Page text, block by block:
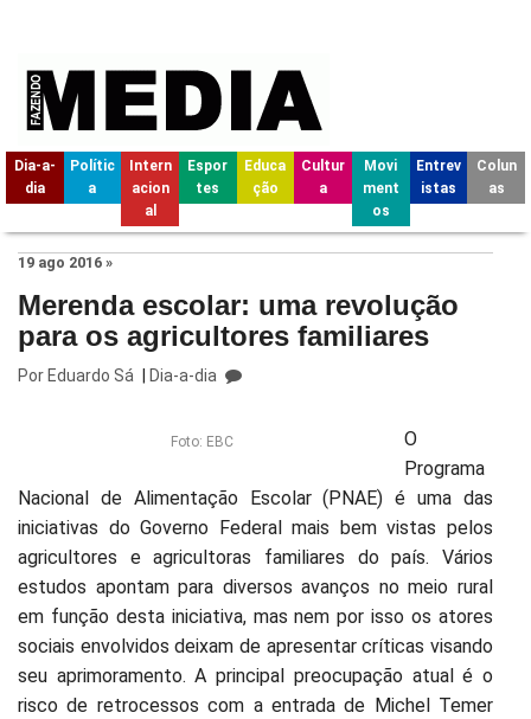
Dia-a-
dia
Polític
a
Intern
acion
al
Espor
tes
Educa
ção
Cultur
a
Movi
ment
os
Entrev
istas
Colun
as
19 ago 2016 »
Merenda escolar: uma revolução
para os agricultores familiares
PorEduardo Sá | Dia-a-dia
Foto: EBC
O
Programa
Nacional de Alimentação Escolar (PNAE) é uma das
iniciativas do Governo Federal mais bem vistas pelos
agricultores e agricultoras familiares do país. Vários
estudos apontam para diversos avanços no meio rural
em função desta iniciativa, mas nem por isso os atores
sociais envolvidos deixam de apresentar críticas visando
seu aprimoramento. A principal preocupação atual é o
risco de retrocessos com a entrada de Michel Temer